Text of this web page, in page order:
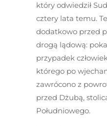
który odwiedził
cztery lata temu.
dodatkowo przed
drogą lądową:
przypadek
którego po
zawrócono z
przed Dżubą,
Południowego.